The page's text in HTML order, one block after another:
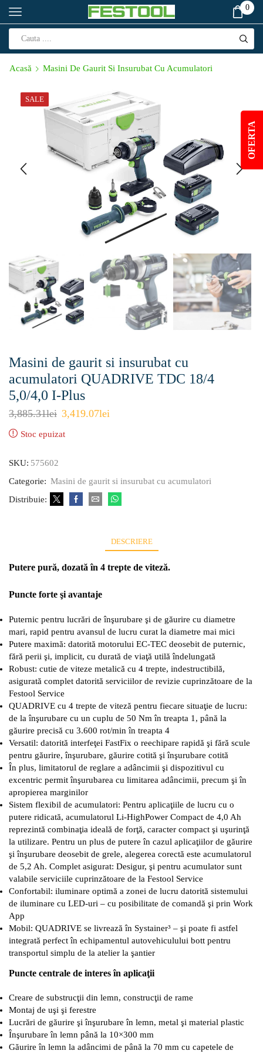
0
Acasă Masini De Gaurit Si Insurubat Cu Acumulatori
SALE
Masini de gaurit si insurubat cu
acumulatori QUADRIVE TDC 18/4
5,0/4,0 I-Plus
3,885.31lei 3,419.07lei
Stoc epuizat
SKU: 575602
Categorie: Masini de gaurit si insurubat cu acumulatori
Distribuie:
DESCRIERE
Putere pură, dozată în 4 trepte de viteză.
Puncte forte şi avantaje
Puternic pentru lucrări de înşurubare şi de găurire cu diametre
mari, rapid pentru avansul de lucru curat la diametre mai mici
Putere maximă: datorită motorului EC-TEC deosebit de puternic,
fără perii şi, implicit, cu durată de viaţă utilă îndelungată
Robust: cutie de viteze metalică cu 4 trepte, indestructibilă,
asigurată complet datorită serviciilor de revizie cuprinzătoare de la
Festool Service
QUADRIVE cu 4 trepte de viteză pentru fiecare situaţie de lucru:
de la înşurubare cu un cuplu de 50 Nm în treapta 1, până la
găurire precisă cu 3.600 rot/min în treapta 4
Versatil: datorită interfeţei FastFix o reechipare rapidă şi fără scule
pentru găurire, înşurubare, găurire cotită şi înşurubare cotită
În plus, limitatorul de reglare a adâncimii şi dispozitivul cu
excentric permit înşurubarea cu limitarea adâncimii, precum şi în
apropierea marginilor
Sistem flexibil de acumulatori: Pentru aplicaţiile de lucru cu o
putere ridicată, acumulatorul Li-HighPower Compact de 4,0 Ah
reprezintă combinaţia ideală de forţă, caracter compact şi uşurinţă
la utilizare. Pentru un plus de putere în cazul aplicaţiilor de găurire
şi înşurubare deosebit de grele, alegerea corectă este acumulatorul
de 5,2 Ah. Complet asigurat: Desigur, şi pentru acumulator sunt
valabile serviciile cuprinzătoare de la Festool Service
Confortabil: iluminare optimă a zonei de lucru datorită sistemului
de iluminare cu LED-uri – cu posibilitate de comandă şi prin Work
App
Mobil: QUADRIVE se livrează în Systainer³ – şi poate fi astfel
integrată perfect în echipamentul autovehiculului bott pentru
transportul simplu de la atelier la şantier
Puncte centrale de interes în aplicaţii
Creare de substrucţii din lemn, construcţii de rame
Montaj de uşi şi ferestre
Lucrări de găurire şi înşurubare în lemn, metal şi material plastic
Înşurubare în lemn până la 10×300 mm
Găurire în lemn la adâncimi de până la 70 mm cu capetele de
OFERTA